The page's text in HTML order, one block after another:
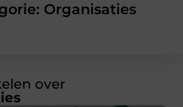
Organisaties
over